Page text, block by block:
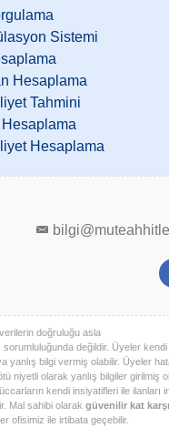
Sistemi
Hesaplama
Tahmini
Hesaplama
doğruluğu asla
sorumluluğunda değildir. Üyeler
yanlış bilgi vermiş olabilir. Üyeler
niyetli olarak yanlış bilgiler girilmiş
kendi insiyatifleri ile ilanları
Mal sahibi olarak güvenilir kat
ofisimiz ile irtibata geçebilir.